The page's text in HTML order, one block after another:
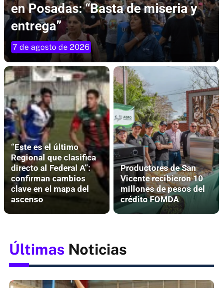
en Posadas: “Basta de miseria y
entrega”
7 de agosto de 2026
“Este es el último
Regional que clasifica
directo al Federal A”:
confirman cambios
clave en el mapa del
ascenso
Productores de San
Vicente recibieron 10
millones de pesos del
crédito FOMDA
Últimas Noticias